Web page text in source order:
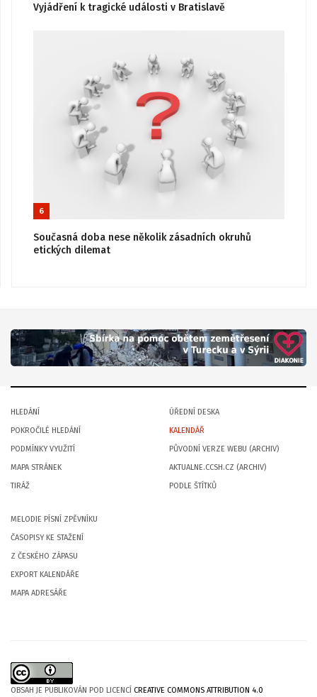
Vyjádření k tragické události v Bratislavě
6
Současná doba nese několik zásadních okruhů
etických dilemat
HLEDÁNÍ
POKROČILÉ HLEDÁNÍ
PODMÍNKY VYUŽITÍ
MAPA STRÁNEK
TIRÁŽ
ÚŘEDNÍ DESKA
KALENDÁŘ
PŮVODNÍ VERZE WEBU (ARCHIV)
AKTUALNE.CCSH.CZ (ARCHIV)
PODLE ŠTÍTKŮ
MELODIE PÍSNÍ ZPĚVNÍKU
ČASOPISY KE STAŽENÍ
Z ČESKÉHO ZÁPASU
EXPORT KALENDÁŘE
MAPA ADRESÁŘE
OBSAH JE PUBLIKOVÁN POD LICENCÍ CREATIVE COMMONS ATTRIBUTION 4.0